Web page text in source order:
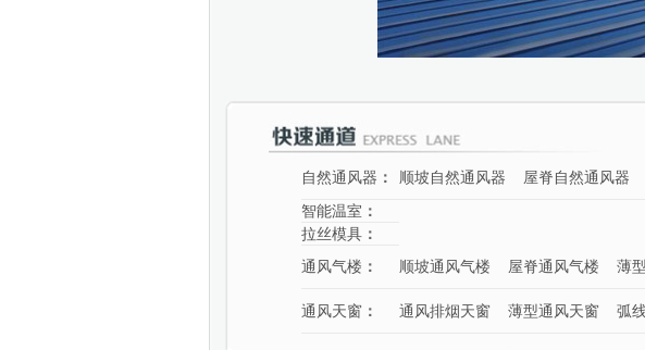
自然通风器 ： 顺坡自然通风器 屋脊自然通风器
智能温室 ：
拉丝模具 ：
通风气楼 ： 顺坡通风气楼 屋脊通风气楼 薄
通风天窗 ： 通风排烟天窗 薄型通风天窗 弧